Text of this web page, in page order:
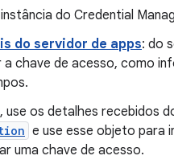
do Credential
do servidor de apps: do
chave de acesso, como
use os detalhes recebidos
e use esse objeto para
uma chave de acesso.